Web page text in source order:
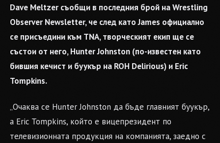
Dave Meltzer съобщи в последния брой на Wrestling
Observer Newsletter, че след като James официално
се присъедини към TNA, творческият екип ще се
състои от него, Hunter Johnston (по-известен като
бившия кечист и буукър на ROH Delirious) и Eric
Tompkins.
„Очаква се Hunter Johnston да бъде главният буукър,
а Eric Tompkins, който е вицепрезидент по
телевизионната продукция на компанията, заедно с